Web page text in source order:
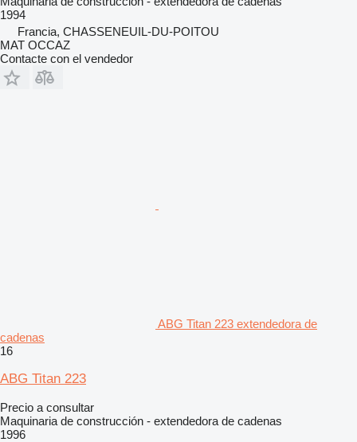
1994
Francia, CHASSENEUIL-DU-POITOU
MAT OCCAZ
Contacte con el vendedor
ABG Titan 223 extendedora de
cadenas
16
ABG Titan 223
Precio a consultar
Maquinaria de construcción - extendedora de cadenas
1996